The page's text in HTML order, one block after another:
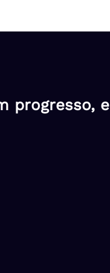
progresso, e